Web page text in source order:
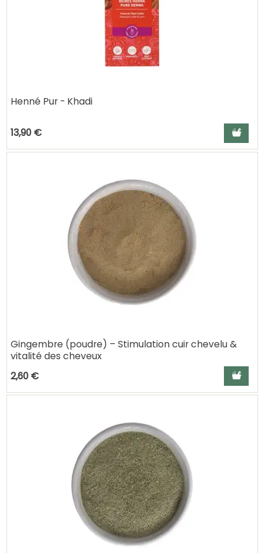
Henné Pur - Khadi
13,90 € Ajouter
Gingembre (poudre) – Stimulation cuir chevelu &
vitalité des cheveux
2,60 €
Ajouter